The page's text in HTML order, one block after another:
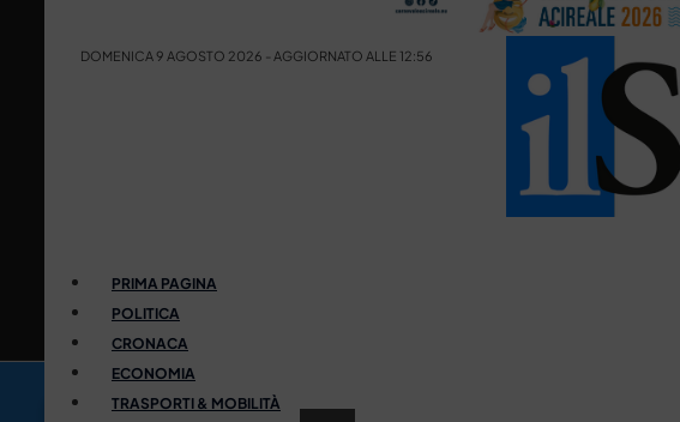
DOMENICA 9 AGOSTO 2026 - AGGIORNATO ALLE 12:56
PRIMA PAGINA
POLITICA
CRONACA
ECONOMIA
TRASPORTI & MOBILITÀ